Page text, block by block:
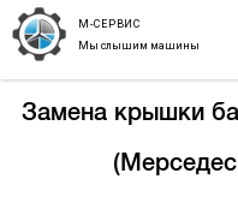
М-СЕРВИС
Мы слышим машины
Замена крышки